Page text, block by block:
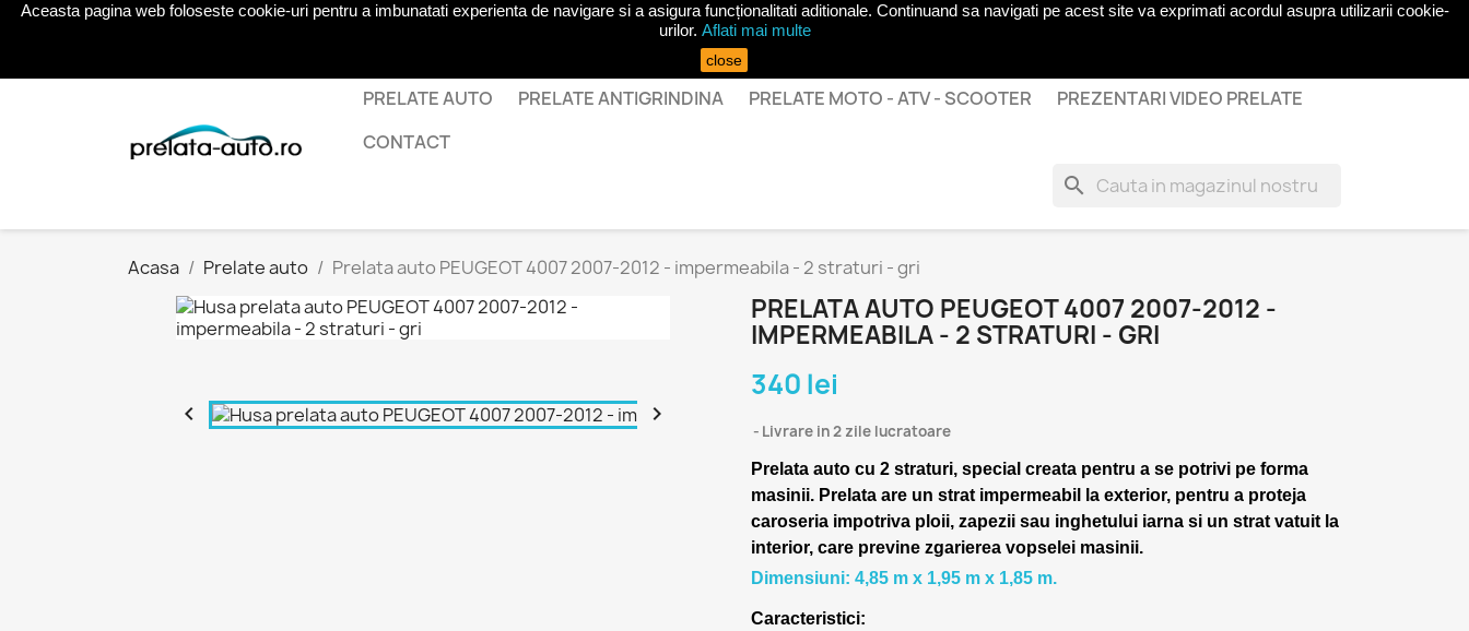
Autentificare (0)
PRELATE AUTO PRELATE ANTIGRINDINA PRELATE MOTO - ATV - SCOOTER
PREZENTARI VIDEO PRELATE
CONTACT
search
Acasa Prelate auto Prelata auto PEUGEOT 4007 2007-2012 - impermeabila - 2 straturi - gri
 
PRELATA AUTO PEUGEOT 4007 2007-2012 -
IMPERMEABILA - 2 STRATURI - GRI
340 lei
Livrare in 2 zile lucratoare
Prelata auto cu 2 straturi, special creata pentru a se potrivi pe forma
masinii. Prelata are un strat impermeabil la exterior, pentru a proteja
caroseria impotriva ploii, zapezii sau inghetului iarna si un strat vatuit la
interior, care previne zgarierea vopselei masinii.
Dimensiuni: 4,85 m x 1,95 m x 1,85 m.
Caracteristici:
Aceasta pagina web foloseste cookie-uri pentru a imbunatati experienta de navigare si a asigura funcționalitati aditionale. Continuand sa navigati pe acest site va exprimati acordul asupra utilizarii cookie-
urilor. Aflati mai multe
close